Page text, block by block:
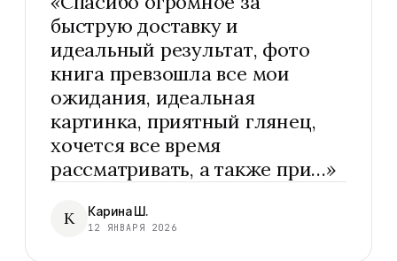
быструю доставку и
идеальный результат, фото
книга превзошла все мои
ожидания, идеальная
картинка, приятный глянец,
хочется все время
рассматривать, а также при…»
К Карина Ш.
12 ЯНВАРЯ 2026